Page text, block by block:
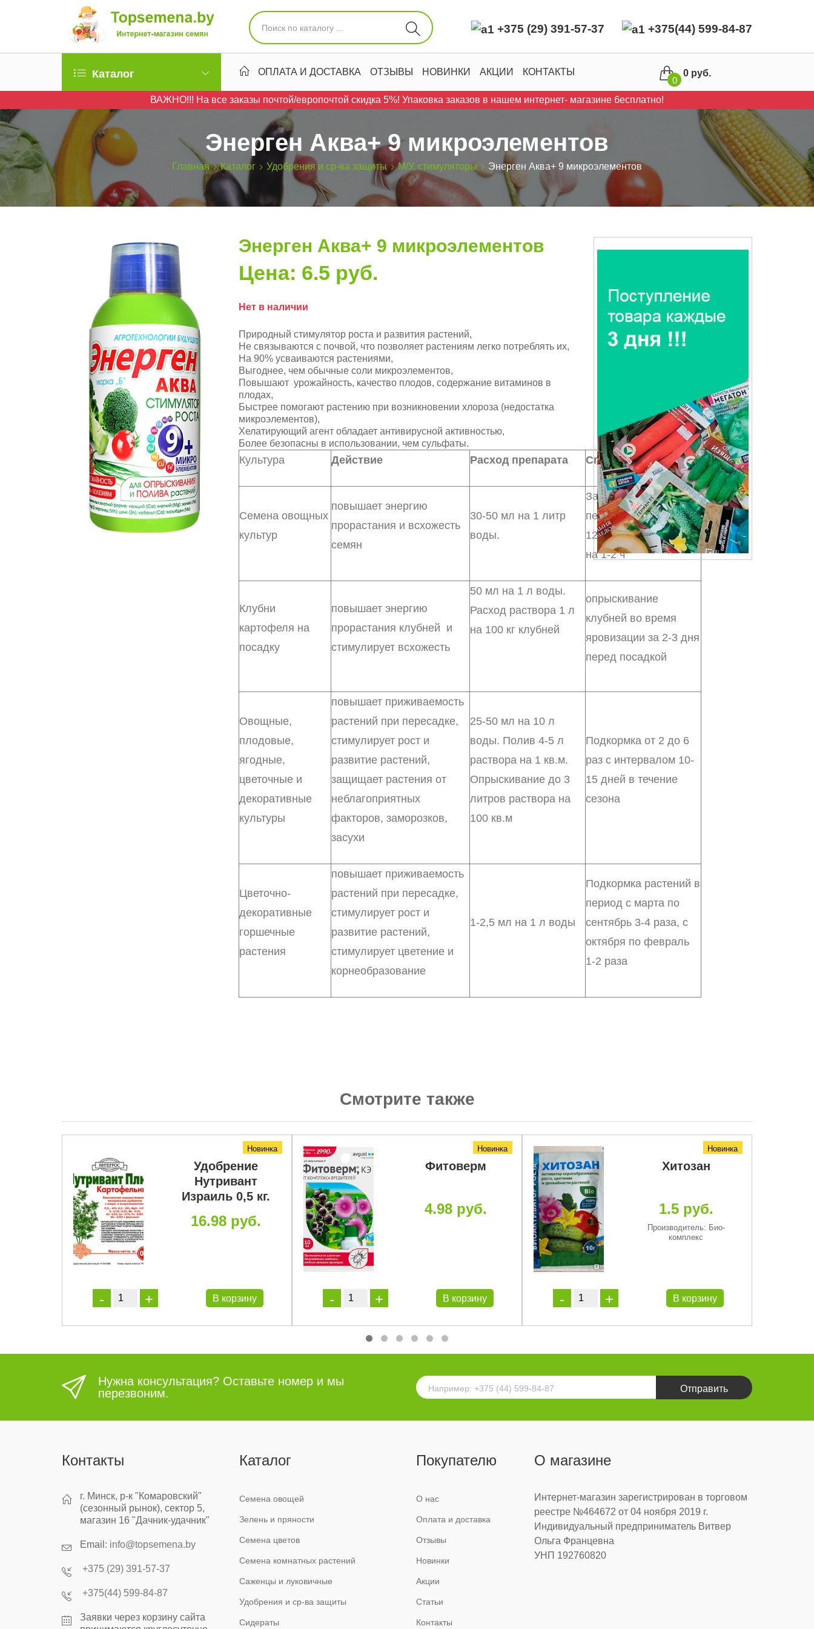
+375 (29) 391-57-37 +375(44) 599-84-87
Каталог ОПЛАТА И ДОСТАВКА ОТЗЫВЫ НОВИНКИ АКЦИИ КОНТАКТЫ 0
0 руб.
ВАЖНО!!! На все заказы почтой/европочтой скидка 5%! Упаковка заказов в нашем интернет- магазине бесплатно!
Энерген Аква+ 9 микроэлементов
Главная Каталог Удобрения и ср-ва защиты М/У, стимуляторы Энерген Аква+ 9 микроэлементов
Энерген Аква+ 9 микроэлементов
Цена: 6.5 руб.
Нет в наличии
Природный стимулятор роста и развития растений,
Не связываются с почвой, что позволяет растениям легко потреблять их,
На 90% усваиваются растениями,
Выгоднее, чем обычные соли микроэлементов,
Повышают урожайность, качество плодов, содержание витаминов в
плодах,
Быстрее помогают растению при возникновении хлороза (недостатка
микроэлементов),
Хелатирующий агент обладает антивирусной активностью,
Более безопасны в использовании, чем сульфаты.
Культура Действие Расход препарата Способ применения
Семена овощных
культур
повышает энергию
прорастания и всхожесть
семян
30-50 мл на 1 литр
воды.
Замачивание семян
перед посевом на 3-
12 ч, клубней, луковиц
на 1-2 ч
Клубни
картофеля на
посадку
повышает энергию
прорастания клубней и
стимулирует всхожесть
50 мл на 1 л воды.
Расход раствора 1 л
на 100 кг клубней
опрыскивание
клубней во время
яровизации за 2-3 дня
перед посадкой
Овощные,
плодовые,
ягодные,
цветочные и
декоративные
культуры
повышает приживаемость
растений при пересадке,
стимулирует рост и
развитие растений,
защищает растения от
неблагоприятных
факторов, заморозков,
засухи
25-50 мл на 10 л
воды. Полив 4-5 л
раствора на 1 кв.м.
Опрыскивание до 3
литров раствора на
100 кв.м
Подкормка от 2 до 6
раз с интервалом 10-
15 дней в течение
сезона
Цветочно-
декоративные
горшечные
растения
повышает приживаемость
растений при пересадке,
стимулирует рост и
развитие растений,
стимулирует цветение и
корнеобразование
1-2,5 мл на 1 л воды
Подкормка растений в
период с марта по
сентябрь 3-4 раза, с
октября по февраль
1-2 раза
Смотрите также
Новинка
Удобрение
Нутривант
Израиль 0,5 кг.
16.98 руб.
В корзину
Новинка
Фитоверм
4.98 руб.
В корзину
Новинка
Хитозан
1.5 руб.
Производитель: Био-
комплекс
В корзину
Нужна консультация? Оставьте номер и мы
перезвоним.
Отправить
Контакты
г. Минск, р-к "Комаровский"
(сезонный рынок), сектор 5,
магазин 16 "Дачник-удачник"
Email: info@topsemena.by
+375 (29) 391-57-37
+375(44) 599-84-87
Заявки через корзину сайта
Каталог
Семена овощей
Зелень и пряности
Семена цветов
Семена комнатных растений
Саженцы и луковичные
Удобрения и ср-ва защиты
Сидераты
Покупателю
О нас
Оплата и доставка
Отзывы
Новинки
Акции
Статьи
Контакты
О магазине
Интернет-магазин зарегистрирован в торговом
реестре №464672 от 04 ноября 2019 г.
Индивидуальный предприниматель Витвер
Ольга Францевна
УНП 192760820